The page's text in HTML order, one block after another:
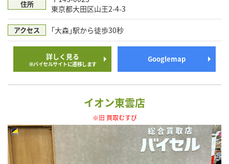
住所
東京都大田区山王2-4-3
アクセス ｢大森｣駅から徒歩30秒
詳しく見る
※バイセルサイトに遷移します
Googlemap
イオン東雲店
※旧 買取むすび